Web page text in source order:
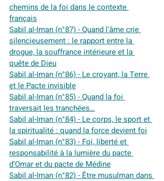
chemins de la foi dans le contexte
français
Sabil al-Iman (n°87) - Quand l’âme crie
silencieusement : le rapport entre la
drogue, la souffrance intérieure et la
quête de Dieu
Sabil al-Iman (n°86) - Le croyant, la Terre
et le Pacte invisible
Sabil al-Iman (n°85) - Quand la foi
traversait les tranchées…
Sabil al-Iman (n°84) - Le corps, le sport et
la spiritualité : quand la force devient foi
Sabil al-Iman (n°83) - Foi, liberté et
responsabilité à la lumière du pacte
d’Omar et du pacte de Médine
Sabil al-Iman (n°82) - Être musulman dans